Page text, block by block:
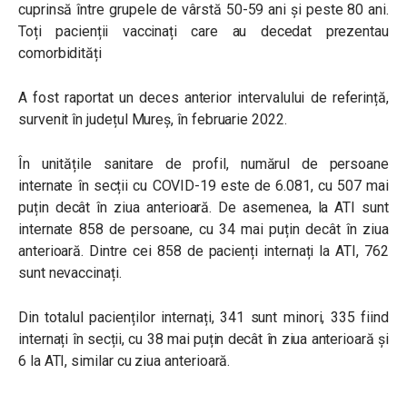
cuprinsă între grupele de vârstă 50-59 ani și peste 80 ani.
Toți pacienții vaccinați care au decedat prezentau
comorbidități
A fost raportat un deces anterior intervalului de referință,
survenit în județul Mureș, în februarie 2022.
În unitățile sanitare de profil, numărul de persoane
internate în secții cu COVID-19 este de 6.081, cu 507 mai
puțin decât în ziua anterioară. De asemenea, la ATI sunt
internate 858 de persoane, cu 34 mai puțin decât în ziua
anterioară. Dintre cei 858 de pacienți internați la ATI, 762
sunt nevaccinați.
Din totalul pacienților internați, 341 sunt minori, 335 fiind
internați în secții, cu 38 mai puțin decât în ziua anterioară și
6 la ATI, similar cu ziua anterioară.